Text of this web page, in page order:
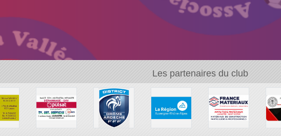
Les partenaires du club